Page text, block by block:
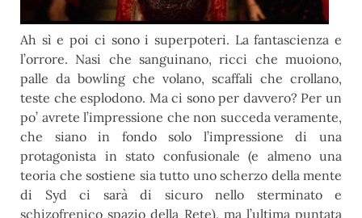
Ah sì e poi ci sono i superpoteri. La fantascienza e
l’orrore. Nasi che sanguinano, ricci che muoiono,
palle da bowling che volano, scaffali che crollano,
teste che esplodono. Ma ci sono per davvero? Per un
po’ avrete l’impressione che non succeda veramente,
che siano in fondo solo l’impressione di una
protagonista in stato confusionale (e almeno una
teoria che sostiene sia tutto uno scherzo della mente
di Syd ci sarà di sicuro nello sterminato e
schizofrenico spazio della Rete), ma l’ultima puntata